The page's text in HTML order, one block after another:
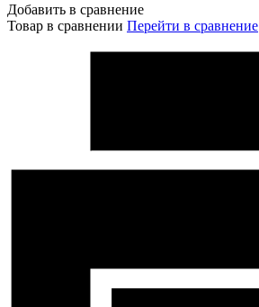
Добавить в сравнение
Товар в сравнении Перейти в сравнение